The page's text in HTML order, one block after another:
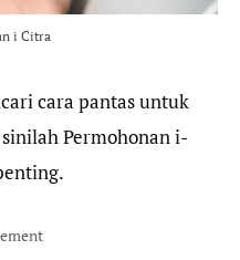
i Citra
cara pantas untuk
sinilah Permohonan i-